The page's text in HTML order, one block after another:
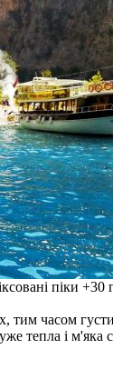
піки +30
тим часом
тепла і м'яка